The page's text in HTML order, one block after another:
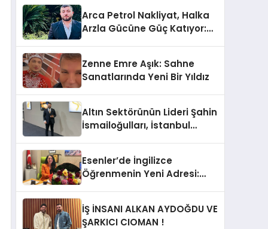
Arca Petrol Nakliyat, Halka
Arzla Gücüne Güç Katıyor:
Yatırım
Zenne Emre Aşık: Sahne
Sanatlarında Yeni Bir Yıldız
Altın Sektörünün Lideri Şahin
İsmailoğulları, İstanbul
Esenler’de İngilizce
Öğrenmenin Yeni Adresi:
İŞ İNSANI ALKAN AYDOĞDU VE
ŞARKICI CIOMAN !